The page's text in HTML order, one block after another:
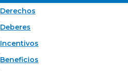
Derechos
Deberes
Incentivos
Beneficios